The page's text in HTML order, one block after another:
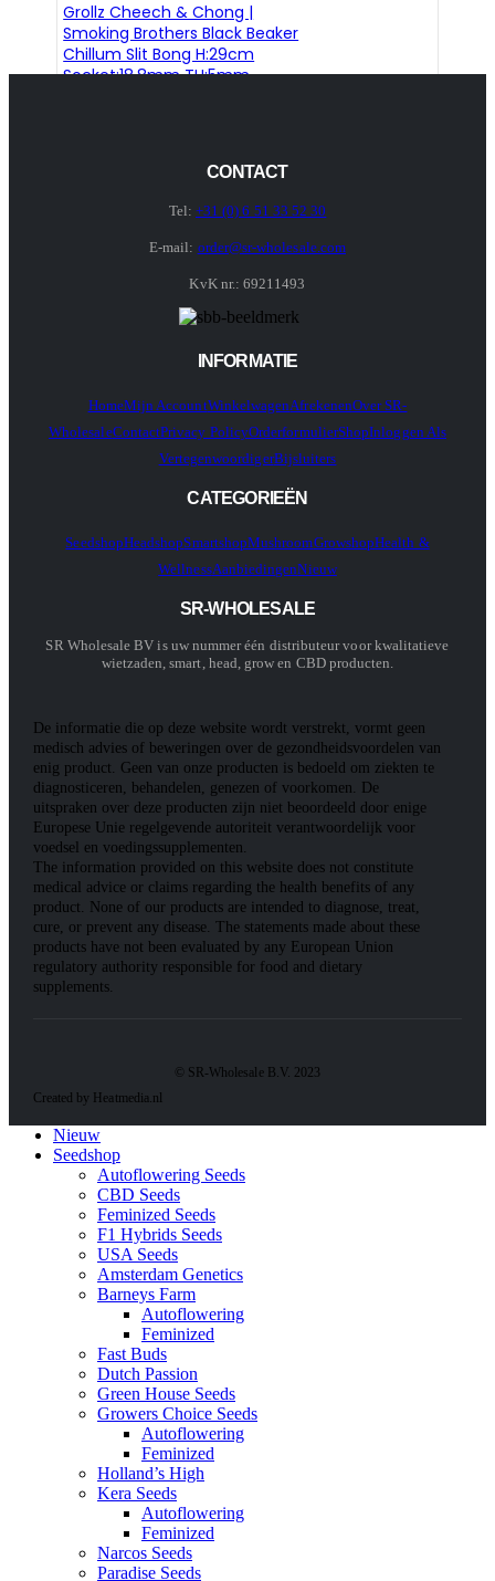
Grollz Cheech & Chong |
Smoking Brothers Black Beaker
Chillum Slit Bong H:29cm
Socket:18.8mm TH:5mm
CONTACT
Tel: +31 (0) 6 51 33 52 30
E-mail: order@sr-wholesale.com
KvK nr.: 69211493
INFORMATIE
HomeMijn AccountWinkelwagenAfrekenenOver SR-
WholesaleContactPrivacy PolicyOrderformulierShopInloggen Als
VertegenwoordigerBijsluiters
CATEGORIEËN
SeedshopHeadshopSmartshopMushroomGrowshopHealth &
WellnessAanbiedingenNieuw
SR-WHOLESALE
SR Wholesale BV is uw nummer één distributeur voor kwalitatieve
wietzaden, smart, head, grow en CBD producten.
De informatie die op deze website wordt verstrekt, vormt geen
medisch advies of beweringen over de gezondheidsvoordelen van
enig product. Geen van onze producten is bedoeld om ziekten te
diagnosticeren, behandelen, genezen of voorkomen. De
uitspraken over deze producten zijn niet beoordeeld door enige
Europese Unie regelgevende autoriteit verantwoordelijk voor
voedsel en voedingssupplementen.
The information provided on this website does not constitute
medical advice or claims regarding the health benefits of any
product. None of our products are intended to diagnose, treat,
cure, or prevent any disease. The statements made about these
products have not been evaluated by any European Union
regulatory authority responsible for food and dietary
supplements.
© SR-Wholesale B.V. 2023
Created by Heatmedia.nl
Nieuw
Seedshop
Autoflowering Seeds
CBD Seeds
Feminized Seeds
F1 Hybrids Seeds
USA Seeds
Amsterdam Genetics
Barneys Farm
Autoflowering
Feminized
Fast Buds
Dutch Passion
Green House Seeds
Growers Choice Seeds
Autoflowering
Feminized
Holland’s High
Kera Seeds
Autoflowering
Feminized
Narcos Seeds
Paradise Seeds